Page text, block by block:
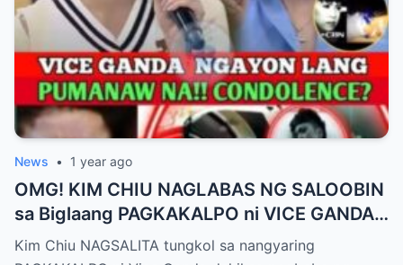
News • 1 year ago
OMG! KIM CHIU NAGLABAS NG SALOOBIN
sa Biglaang PAGKAKALPO ni VICE GANDA
sa “It’s Showtime” — Pagbaba ng Platelet
Kim Chiu NAGSALITA tungkol sa nangyaring